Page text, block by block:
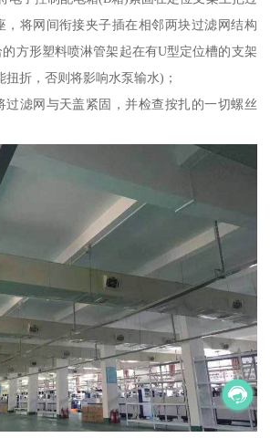
，将网间衔接夹子插在相邻两块过滤网结构
方形塑料喷淋管架起在有U型定位槽的支架
折，否则将影响水泵输水)；
过滤网与天盖紧固，并检查按扎的一切螺丝